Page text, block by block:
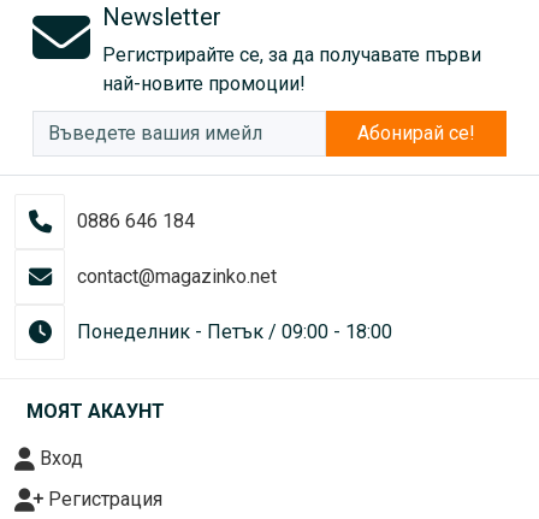
Newsletter
Регистрирайте се, за да получавате първи
най-новите промоции!
Абонирай се!
0886 646 184
contact@magazinko.net
Понеделник - Петък / 09:00 - 18:00
МОЯТ АКАУНТ
Вход
Регистрация